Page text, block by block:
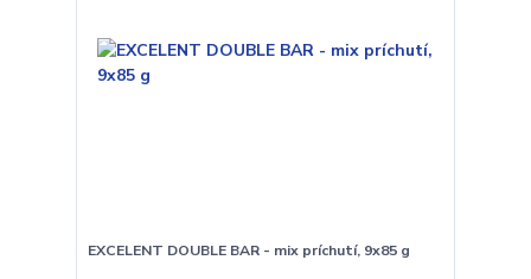
EXCELENT DOUBLE BAR - mix príchutí, 9x85 g